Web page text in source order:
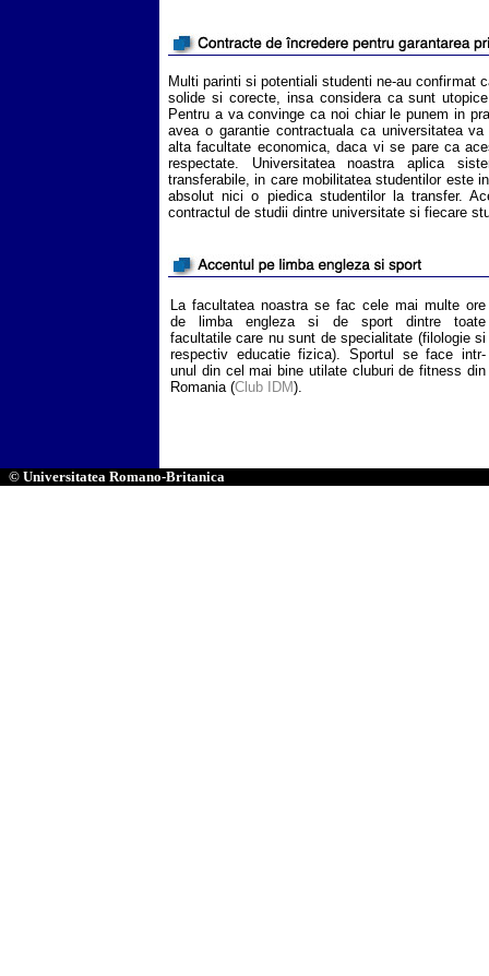
Multi parinti si potentiali studenti ne-au confirmat
solide si corecte, insa considera ca sunt
Pentru a va convinge ca noi chiar le punem in
avea o garantie contractuala ca universitatea
alta facultate economica, daca vi se pare ca
respectate. Universitatea noastra aplica
transferabile, in care mobilitatea studentilor este
absolut nici o piedica studentilor la transfer.
contractul de studii dintre universitate si fiecare
La facultatea noastra se fac cele mai multe ore
de limba engleza si de sport dintre toate
facultatile care nu sunt de specialitate (filologie si
respectiv educatie fizica). Sportul se face intr-
unul din cel mai bine utilate cluburi de fitness din
Romania (Club IDM).
© Universitatea Romano-Britanica